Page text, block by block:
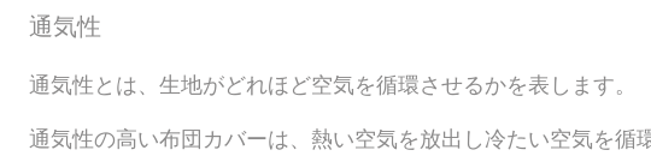
通気性
通気性とは、生地がどれほど空気を循環させるかを表します。
通気性の高い布団カバーは、熱い空気を放出し冷たい空気を循